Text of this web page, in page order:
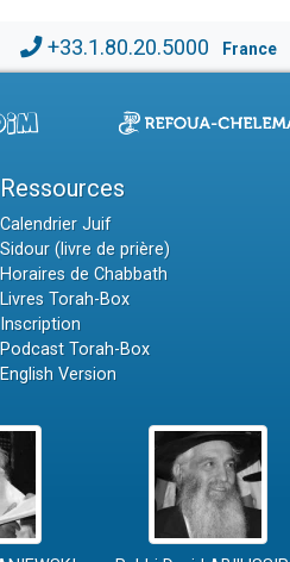
+33.1.80.20.5000 France
Ressources
Calendrier Juif
Sidour (livre de prière)
Horaires de Chabbath
Livres Torah-Box
Inscription
Podcast Torah-Box
English Version